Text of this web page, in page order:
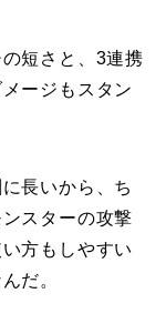
短さと、3連携
ージもスタン
長いから、ち
スターの攻撃
方もしやすい
だ。